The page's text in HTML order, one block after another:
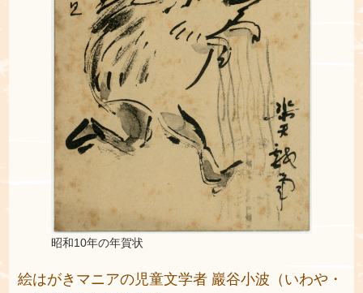
昭和10年の年賀状
絵はがきマニアの児童文学者 巖谷小波（いわや・